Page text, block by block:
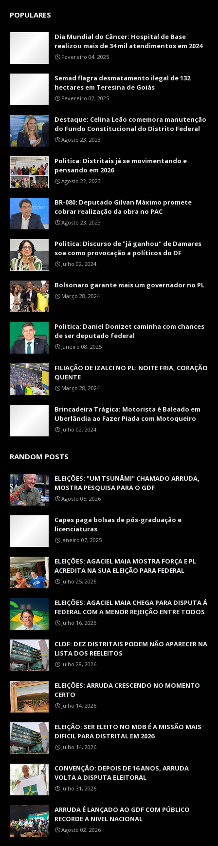
POPULARES
Dia Mundial do Câncer: Hospital de Base
realizou mais de 34 mil atendimentos em 2024
Fevereiro 04, 2025
Semad flagra desmatamento ilegal de 132
hectares em Teresina de Goiás
Fevereiro 02, 2025
Destaque: Celina Leão comemora manutenção
do Fundo Constitucional do Distrito Federal
Agosto 23, 2023
Politica: Distritais já se movimentando e
pensando em 2026
Agosto 22, 2023
BR-080: Deputado Gilvan Máximo promete
cobrar realização da obra no PAC
Agosto 23, 2023
Politica: Discurso de "já ganhou" de Damares
soa como provocação a políticos do DF
Julho 02, 2024
Bolsonaro garante mais um governador no PL
Março 28, 2024
Politica: Daniel Donizet caminha com chances
de ser deputado federal
Janeiro 08, 2025
FILIAÇÃO DE IZALCI NO PL: NOITE FRIA, CORAÇÃO
QUENTE
Março 28, 2024
Brincadeira Trágica: Motorista é Baleado em
Uberlândia ao Fazer Piada com Motoqueiro
Julho 02, 2024
RANDOM POSTS
ELEIÇÕES: "UM TSUNÂMI" CHAMADO ARRUDA,
MOSTRA PESQUISA PARA O GDF
Agosto 05, 2026
Capes paga bolsas de pós-graduação e
licenciaturas
Janeiro 07, 2025
ELEIÇÕES: AGACIEL MAIA MOSTRA FORÇA E PL
ACREDITA NA SUA ELEIÇÃO PARA FEDERAL
Julho 25, 2026
ELEIÇÕES: AGACIEL MAIA CHEGA PARA DISPUTA Á
FEDERAL COM A MENOR REJEIÇÃO ENTRE TODOS
Julho 16, 2026
CLDF: DEZ DISTRITAIS PODEM NÃO APARECER NA
LISTA DOS REELEITOS
Julho 28, 2026
ELEIÇÕES: ARRUDA CRESCENDO NO MOMENTO
CERTO
Julho 14, 2026
ELEIÇÃO: SER ELEITO NO MDB É A MISSÃO MAIS
DIFICIL PARA DISTRITAL EM 2026
Julho 14, 2026
CONVENÇÃO: DEPOIS DE 16 ANOS, ARRUDA
VOLTA A DISPUTA ELEITORAL
Julho 31, 2026
ARRUDA É LANÇADO AO GDF COM PÚBLICO
RECORDE A NIVEL NACIONAL
Agosto 02, 2026